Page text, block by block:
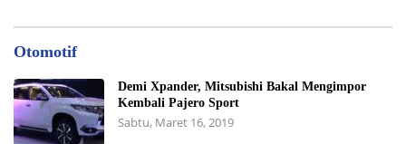
Otomotif
Demi Xpander, Mitsubishi Bakal Mengimpor
Kembali Pajero Sport
Sabtu, Maret 16, 2019